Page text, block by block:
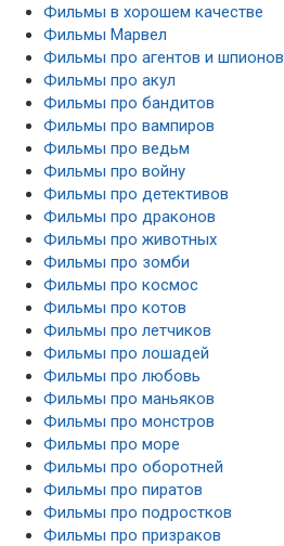
Фильмы в хорошем качестве
Фильмы Марвел
Фильмы про агентов и шпионов
Фильмы про акул
Фильмы про бандитов
Фильмы про вампиров
Фильмы про ведьм
Фильмы про войну
Фильмы про детективов
Фильмы про драконов
Фильмы про животных
Фильмы про зомби
Фильмы про космос
Фильмы про котов
Фильмы про летчиков
Фильмы про лошадей
Фильмы про любовь
Фильмы про маньяков
Фильмы про монстров
Фильмы про море
Фильмы про оборотней
Фильмы про пиратов
Фильмы про подростков
Фильмы про призраков